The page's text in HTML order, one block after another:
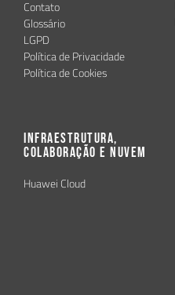
Contato
Glossário
LGPD
Política de Privacidade
Política de Cookies
Infraestrutura,
Colaboração e Nuvem
Huawei Cloud